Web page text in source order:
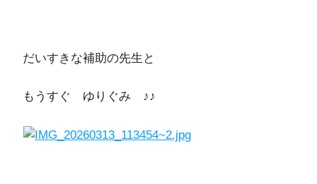
だいすきな補助の先生と
もうすぐ ゆりぐみ ♪♪